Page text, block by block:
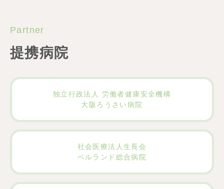
Partner
提携病院
独立行政法人 労働者健康安全機構
大阪ろうさい病院
社会医療法人生長会
ベルランド総合病院